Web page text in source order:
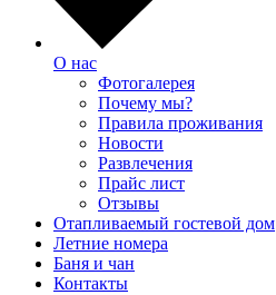
О нас
Фотогалерея
Почему мы?
Правила проживания
Новости
Развлечения
Прайс лист
Отзывы
Отапливаемый гостевой дом
Летние номера
Баня и чан
Контакты